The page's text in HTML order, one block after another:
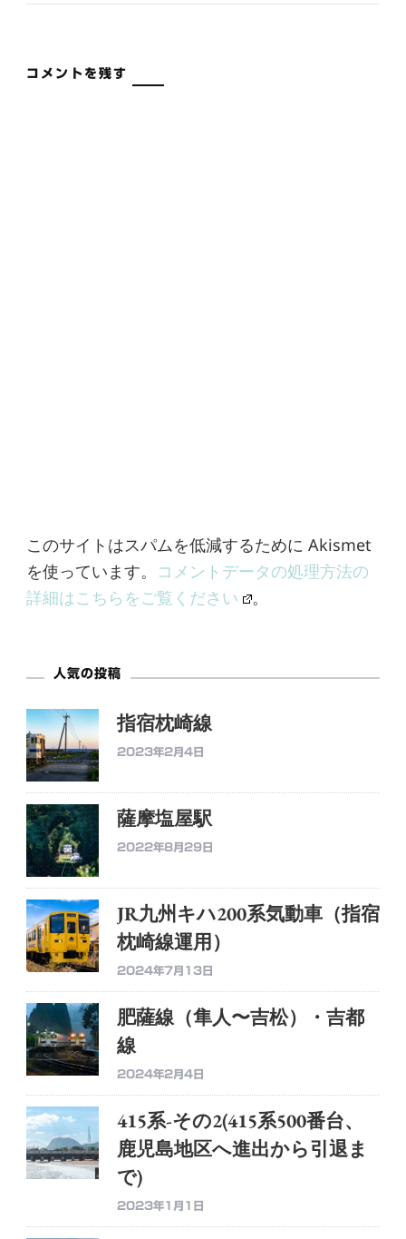
コメントを残す
このサイトはスパムを低減するために Akismet
を使っています。
コメントデータの処理方法の
詳細はこちらをご覧ください
。
人気の投稿
指宿枕崎線
2023年2月4日
薩摩塩屋駅
2022年8月29日
JR九州キハ200系気動車（指宿
枕崎線運用）
2024年7月13日
肥薩線（隼人〜吉松）・吉都
線
2024年2月4日
415系-その2(415系500番台、
鹿児島地区へ進出から引退ま
で)
2023年1月1日